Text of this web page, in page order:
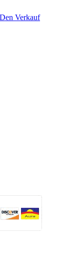
Verkauf